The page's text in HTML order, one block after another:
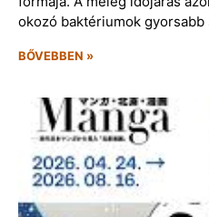
okozó baktériumok
BŐVEBBEN »